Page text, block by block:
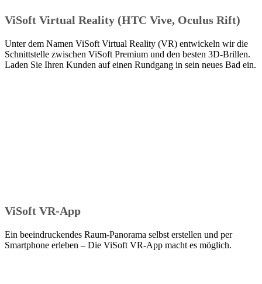
ViSoft Virtual Reality (HTC Vive, Oculus Rift)
Unter dem Namen ViSoft Virtual Reality (VR) entwickeln wir die
Schnittstelle zwischen ViSoft Premium und den besten 3D-Brillen.
Laden Sie Ihren Kunden auf einen Rundgang in sein neues Bad ein.
ViSoft VR-App
Ein beeindruckendes Raum-Panorama selbst erstellen und per
Smartphone erleben – Die ViSoft VR-App macht es möglich.